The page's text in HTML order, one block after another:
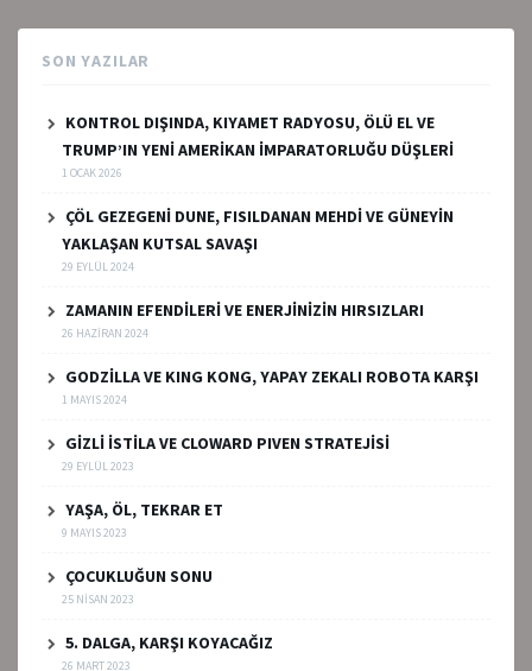
SON YAZILAR
KONTROL DIŞINDA, KIYAMET RADYOSU, ÖLÜ EL VE
TRUMP’IN YENİ AMERİKAN İMPARATORLUĞU DÜŞLERİ
1 OCAK 2026
ÇÖL GEZEGENİ DUNE, FISILDANAN MEHDİ VE GÜNEYİN
YAKLAŞAN KUTSAL SAVAŞI
29 EYLÜL 2024
ZAMANIN EFENDİLERİ VE ENERJİNİZİN HIRSIZLARI
26 HAZIRAN 2024
GODZİLLA VE KING KONG, YAPAY ZEKALI ROBOTA KARŞI
1 MAYIS 2024
GİZLİ İSTİLA VE CLOWARD PIVEN STRATEJİSİ
29 EYLÜL 2023
YAŞA, ÖL, TEKRAR ET
9 MAYIS 2023
ÇOCUKLUĞUN SONU
25 NISAN 2023
5. DALGA, KARŞI KOYACAĞIZ
26 MART 2023